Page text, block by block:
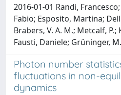
2016-01-01 Randi,
Fabio; Esposito, Martina;
Brabers, V. A. M.; Metcalf, P.;
Fausti, Daniele; Grüninger,
Photon number
fluctuations in non-
dynamics